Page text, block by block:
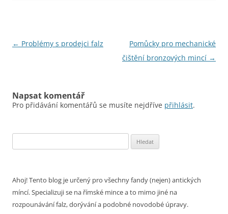
Navigace
← Problémy s prodejci falz
Pomůcky pro mechanické
čištění bronzových mincí →
Napsat komentář
Pro přidávání komentářů se musíte nejdříve přihlásit.
Ahoj! Tento blog je určený pro všechny fandy (nejen) antických
míncí. Specializuji se na římské mince a to mimo jiné na
rozpounávání falz, dorývání a podobné novodobé úpravy.